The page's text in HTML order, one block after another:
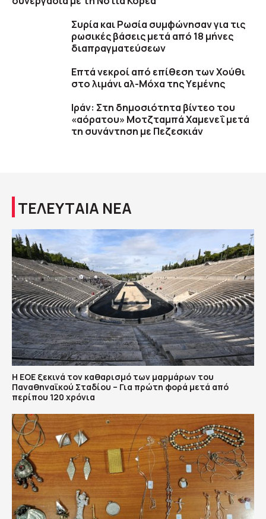
Συρία και Ρωσία συμφώνησαν για τις
ρωσικές βάσεις μετά από 18 μήνες
διαπραγματεύσεων
Επτά νεκροί από επίθεση των Χούθι
στο λιμάνι αλ-Μόχα της Υεμένης
Ιράν: Στη δημοσιότητα βίντεο του
«αόρατου» Μοτζταμπά Χαμενεΐ μετά
τη συνάντηση με Πεζεσκιάν
ΤΕΛΕΥΤΑΙΑ ΝΕΑ
Η ΕΟΕ ξεκινά τον καθαρισμό των μαρμάρων του
Παναθηναϊκού Σταδίου – Για πρώτη φορά μετά από
περίπου 120 χρόνια